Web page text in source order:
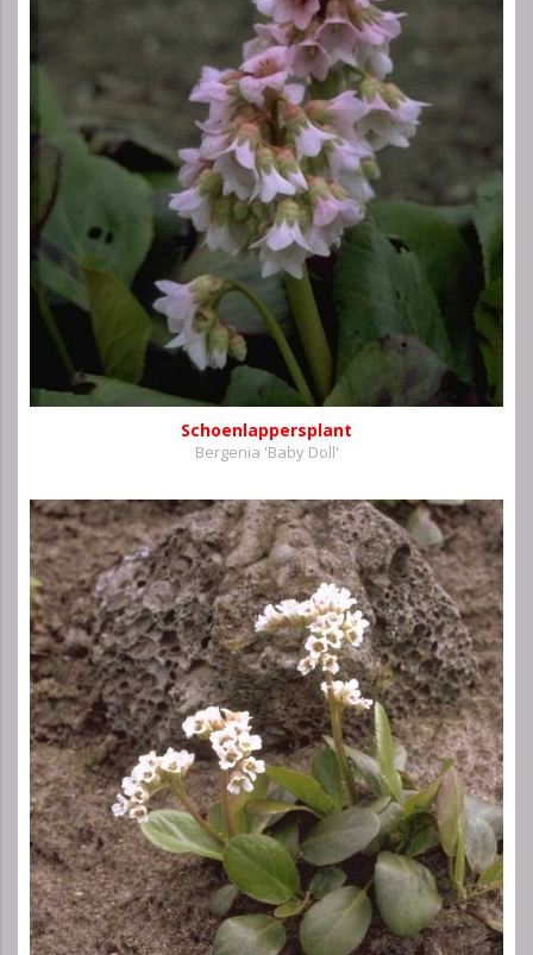
Schoenlappersplant
Bergenia 'Baby Doll'